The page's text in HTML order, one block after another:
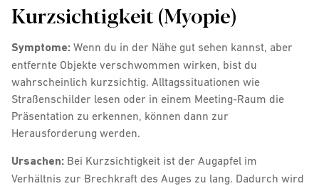
Kurzsichtigkeit (Myopie)
Symptome: Wenn du in der Nähe gut sehen kannst, aber
entfernte Objekte verschwommen wirken, bist du
wahrscheinlich kurzsichtig. Alltagssituationen wie
Straßenschilder lesen oder in einem Meeting-Raum die
Präsentation zu erkennen, können dann zur
Herausforderung werden.
Ursachen: Bei Kurzsichtigkeit ist der Augapfel im
Verhältnis zur Brechkraft des Auges zu lang. Dadurch wird